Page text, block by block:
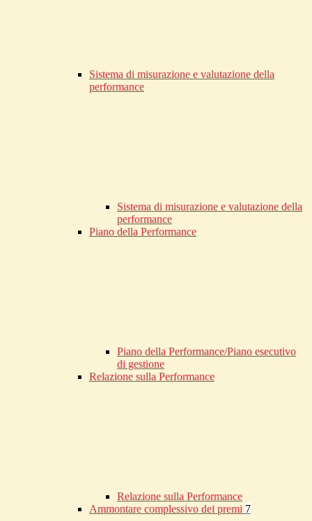
Sistema di misurazione e valutazione della
performance
Sistema di misurazione e valutazione della
performance
Piano della Performance
Piano della Performance/Piano esecutivo
di gestione
Relazione sulla Performance
Relazione sulla Performance
Ammontare complessivo dei premi 7